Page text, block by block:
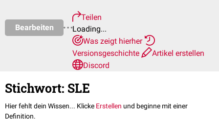
Bearbeiten
Teilen
Loading...
Was zeigt hierher
Versionsgeschichte
Artikel erstellen
Discord
Stichwort: SLE
Hier fehlt dein Wissen... Klicke Erstellen und beginne mit einer
Definition.